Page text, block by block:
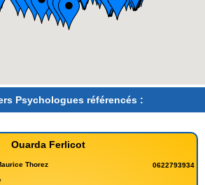
Psychologues référencés :
Ouarda Ferlicot
Thorez
0622793934